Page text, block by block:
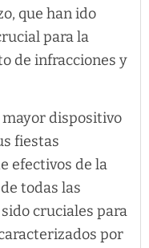
que han ido
para la
de infracciones y
mayor dispositivo
fiestas
efectivos de la
todas las
cruciales para
por